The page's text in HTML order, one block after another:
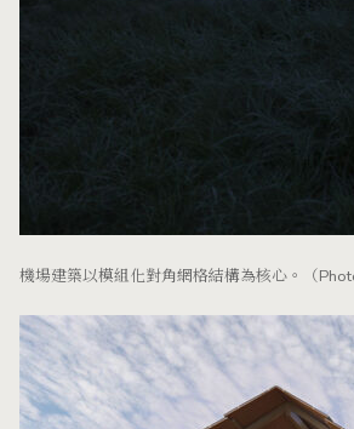
機場建築以模組化對角網格結構為核心。（